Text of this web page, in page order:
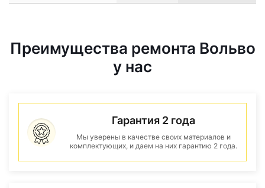
Преимущества ремонта Вольво
у нас
Гарантия 2 года
Мы уверены в качестве своих материалов и
комплектующих, и даем на них гарантию 2 года.